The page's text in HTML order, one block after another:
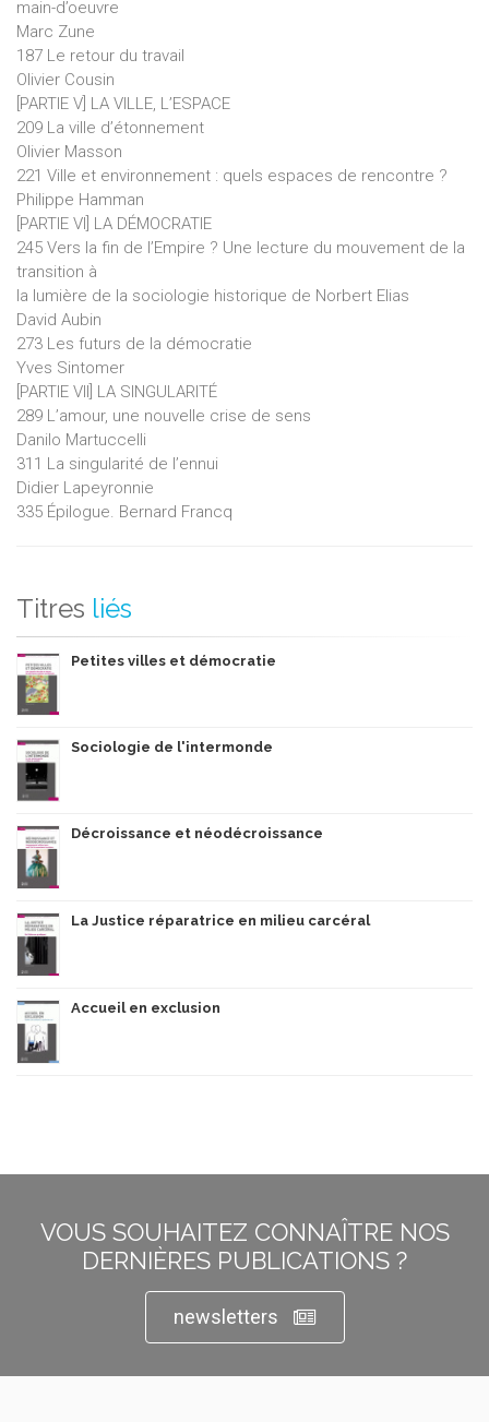
main-d’oeuvre
Marc Zune
187 Le retour du travail
Olivier Cousin
[PARTIE V] LA VILLE, L’ESPACE
209 La ville d’étonnement
Olivier Masson
221 Ville et environnement : quels espaces de rencontre ?
Philippe Hamman
[PARTIE VI] LA DÉMOCRATIE
245 Vers la fin de l’Empire ? Une lecture du mouvement de la
transition à
la lumière de la sociologie historique de Norbert Elias
David Aubin
273 Les futurs de la démocratie
Yves Sintomer
[PARTIE VII] LA SINGULARITÉ
289 L’amour, une nouvelle crise de sens
Danilo Martuccelli
311 La singularité de l’ennui
Didier Lapeyronnie
335 Épilogue. Bernard Francq
Titres liés
Petites villes et démocratie
Sociologie de l'intermonde
Décroissance et néodécroissance
La Justice réparatrice en milieu carcéral
Accueil en exclusion
VOUS SOUHAITEZ CONNAÎTRE NOS
DERNIÈRES PUBLICATIONS ?
newsletters